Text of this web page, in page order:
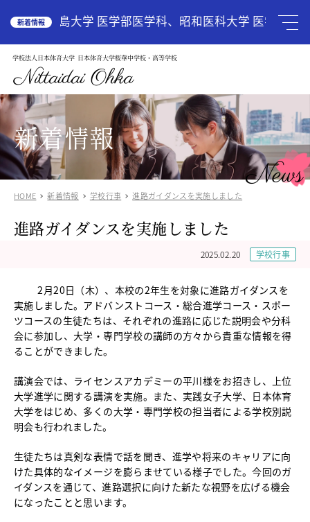
新着情報広島大学 医学部医学科、昭和医科大学 医学部医学
学校法人日本体育大学 日本体育大学桜華中学校・高等学校
Nittaidai Ohka
HOME
学校案内
教育理念
ご挨拶
グランドデザイン
施設紹介
学校紹介動画
アクセス
受験生の方へ Admission
中学入試関連
高校入試関係
中学校 Junior High School
中学校教育
独自の教育
国際理解教育
ICT教育
進路サポート
中学入試関連
制服紹介
高等学校 Senior High School
コース紹介
アドバンストコース
新着情報
News
HOME 新着情報 学校行事 進路ガイダンスを実施しました
進路ガイダンスを実施しました
2025.02.20 学校行事
2月20日（木）、本校の2年生を対象に進路ガイダンスを
実施しました。アドバンストコース・総合進学コース・スポー
ツコースの生徒たちは、それぞれの進路に応じた説明会や分科
会に参加し、大学・専門学校の講師の方々から貴重な情報を得
ることができました。
講演会では、ライセンスアカデミーの平川様をお招きし、上位
大学進学に関する講演を実施。また、実践女子大学、日本体育
大学をはじめ、多くの大学・専門学校の担当者による学校別説
明会も行われました。
生徒たちは真剣な表情で話を聞き、進学や将来のキャリアに向
けた具体的なイメージを膨らませている様子でした。今回のガ
イダンスを通じて、進路選択に向けた新たな視野を広げる機会
になったことと思います。